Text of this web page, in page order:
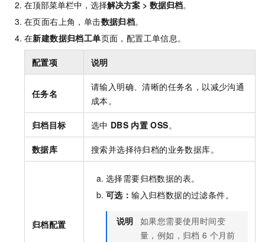
在顶部菜单栏中，选择解决方案 > 数据归档。
在页面右上角，单击数据归档。
在新建数据归档工单页面，配置工单信息。
配置项 说明
任务名
请输入明确、清晰的任务名，以减少沟通
成本。
归档目标 选中 DBS 内置 OSS。
数据库 搜索并选择待归档的业务数据库。
归档配置
选择需要归档数据的表。
可选：输入归档数据的过滤条件。
说明 如果您需要使用时间变
量，例如，归档 6 个月前